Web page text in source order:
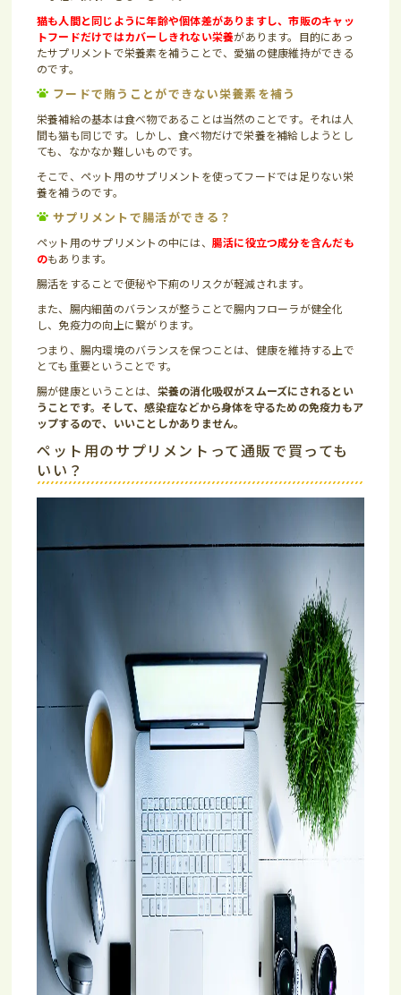
猫も人間と同じように年齢や個体差がありますし、市販のキャッ
トフードだけではカバーしきれない栄養があります。目的にあっ
たサプリメントで栄養素を補うことで、愛猫の健康維持ができる
のです。
フードで賄うことができない栄養素を補う
栄養補給の基本は食べ物であることは当然のことです。それは人
間も猫も同じです。しかし、食べ物だけで栄養を補給しようとし
ても、なかなか難しいものです。
そこで、ペット用のサプリメントを使ってフードでは足りない栄
養を補うのです。
サプリメントで腸活ができる？
ペット用のサプリメントの中には、 腸活に役立つ成分を含んだも
のもあります。
腸活をすることで便秘や下痢のリスクが軽減されます。
また、腸内細菌のバランスが整うことで腸内フローラが健全化
し、免疫力の向上に繋がります。
つまり、腸内環境のバランスを保つことは、健康を維持する上で
とても重要ということです。
腸が健康ということは、 栄養の消化吸収がスムーズにされるとい
うことです。そして、感染症などから身体を守るための免疫力もア
ップするので、いいことしかありません。
ペット用のサプリメントって通販で買っても
いい？